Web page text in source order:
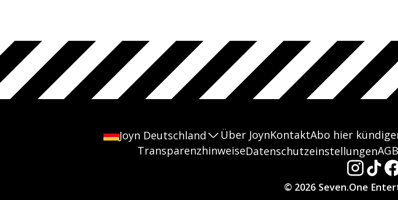
Joyn Deutschland Über JoynKontaktAbo hier
TransparenzhinweiseDatenschutzeinstellungenAGB
© 2026 Seven.One